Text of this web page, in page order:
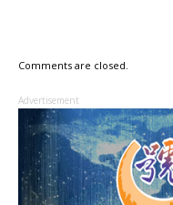
Comments are closed.
Advertisement